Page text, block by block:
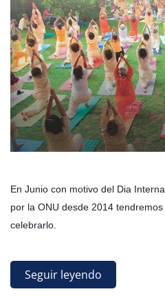
En Junio con motivo del Dia
por la ONU desde 2014
celebrarlo.
Seguir leyendo